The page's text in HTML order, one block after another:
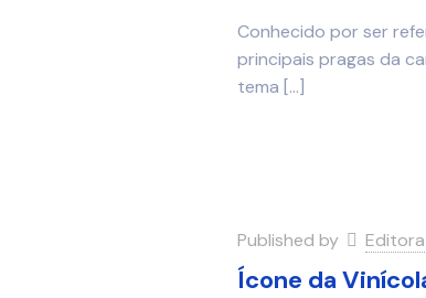
Conhecido por ser
principais pragas da
tema […]
Published by
Ícone da